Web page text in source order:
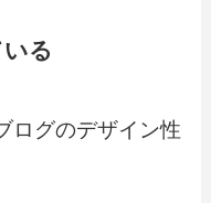
る
ログのデザイン性